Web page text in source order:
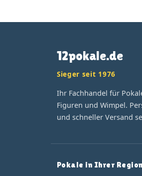
12pokale.de
Sieger seit 1976
Ihr Fachhandel für
Figuren und Wimpel.
und schneller Versand
Pokale in Ihrer Region